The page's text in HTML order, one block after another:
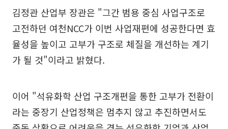
김정관 산업부 장관은 "그간 범용 중심 사업구조로
고전하던 여천NCC가 이번 사업재편에 성공한다면 효
율성을 높이고 고부가 구조로 체질을 개선하는 계기
가 될 것"이라고 밝혔다.
이어 "석유화학 산업 구조개편을 통한 고부가 전환이
라는 중장기 산업정책은 멈추지 않고 추진하면서도